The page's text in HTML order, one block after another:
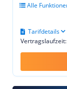
Alle
Tarifdetails